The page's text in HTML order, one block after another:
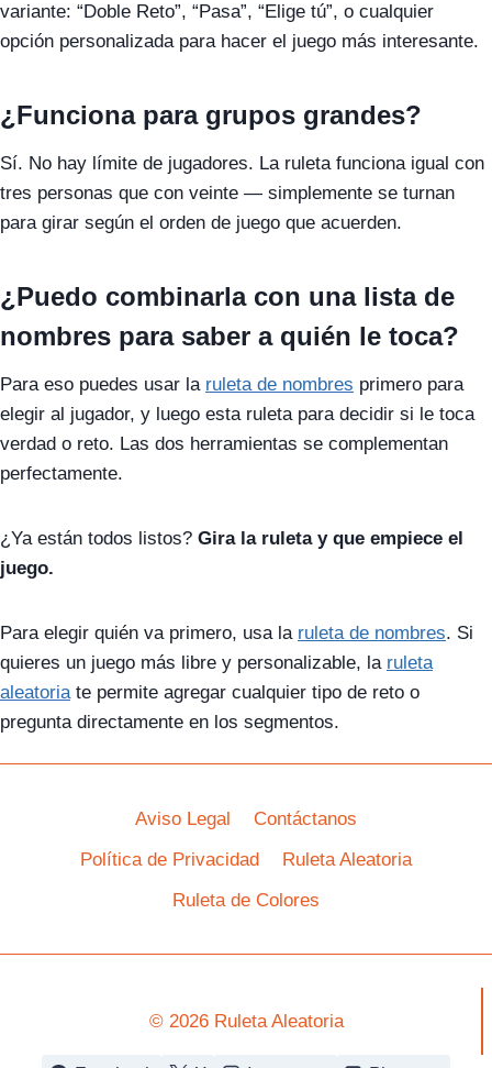
variante: “Doble Reto”, “Pasa”, “Elige tú”, o cualquier
opción personalizada para hacer el juego más interesante.
¿Funciona para grupos grandes?
Sí. No hay límite de jugadores. La ruleta funciona igual con
tres personas que con veinte — simplemente se turnan
para girar según el orden de juego que acuerden.
¿Puedo combinarla con una lista de
nombres para saber a quién le toca?
Para eso puedes usar la ruleta de nombres primero para
elegir al jugador, y luego esta ruleta para decidir si le toca
verdad o reto. Las dos herramientas se complementan
perfectamente.
¿Ya están todos listos? Gira la ruleta y que empiece el
juego.
Para elegir quién va primero, usa la ruleta de nombres. Si
quieres un juego más libre y personalizable, la ruleta
aleatoriate permite agregar cualquier tipo de reto o
pregunta directamente en los segmentos.
Aviso Legal
Contáctanos
Política de Privacidad
Ruleta Aleatoria
Ruleta de Colores
© 2026 Ruleta Aleatoria